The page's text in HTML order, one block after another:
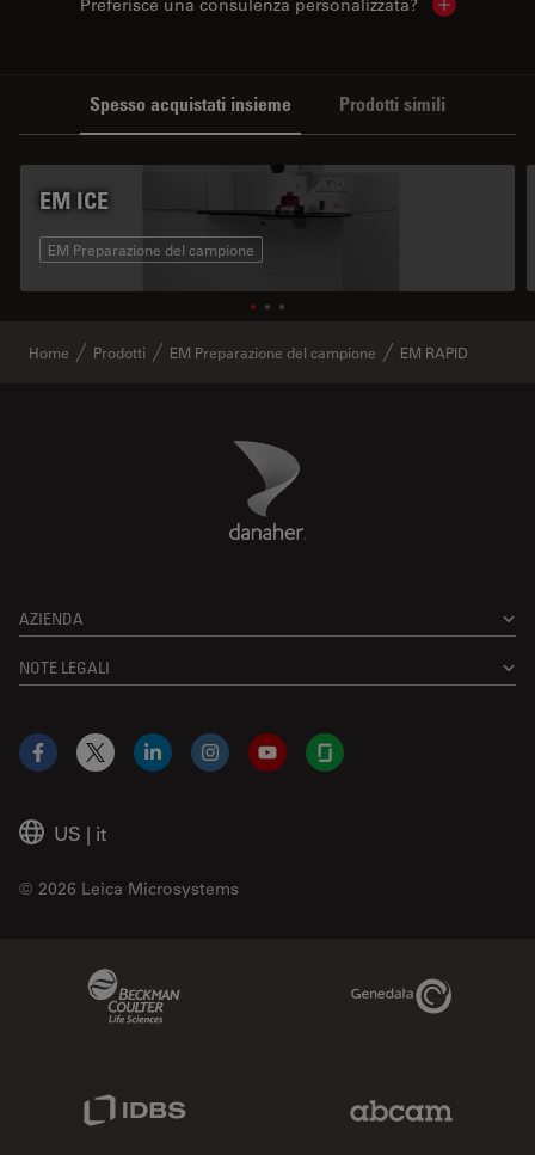
Preferisce una consulenza personalizzata? Show local
Spesso acquistati insieme Prodotti simili
EM ICE
EM Preparazione del campione
Home Prodotti EM Preparazione del campione EM RAPID
Danaher Logo
AZIENDA
NOTE LEGALI
US | it
© 2026 Leica Microsystems
Facebook
X LinkedInInstagramYouTubeGlassdoor
Genedata Link